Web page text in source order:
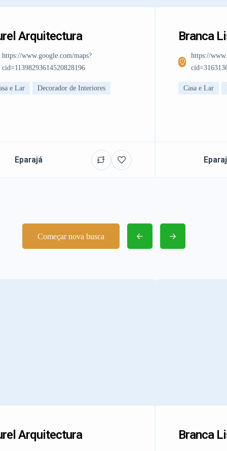
Arquitectura
https://www.google.com/maps?
cid=11398293614520828196
e Lar Decorador de Interiores
Eparajá
Branca
https://
Casa e Lar
Começar nova busca
Arquitectura Branca